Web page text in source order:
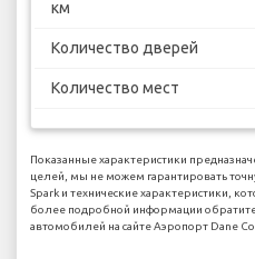
км
Количество дверей
Количество мест
Показанные характеристики
целей, мы не можем гарантировать
Spark и технические характеристики,
более подробной информации
автомобилей на сайте Аэропорт Dane